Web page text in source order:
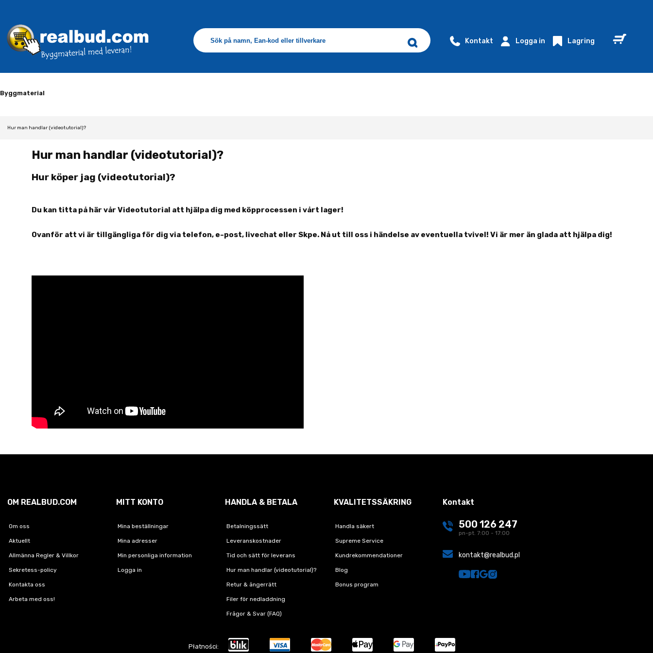
Kontakt Logga in Lagring
Byggmaterial
Hur man handlar (videotutorial)?
Hur man handlar (videotutorial)?
Hur köper jag (videotutorial)?
Du kan titta på här vår Videotutorial att hjälpa dig med köpprocessen i vårt lager!
Ovanför att vi är tillgängliga för dig via telefon, e-post, livechat eller Skpe. Nå ut till oss i händelse av eventuella tvivel! Vi är mer än glada att hjälpa dig!
Kontakt
500 126 247
pn-pt. 7:00 - 17:00
kontakt@realbud.pl
OM REALBUD.COM
Om oss
Aktuellt
Allmänna Regler & Villkor
Sekretess-policy
Kontakta oss
Arbeta med oss!
MITT KONTO
Mina beställningar
Mina adresser
Min personliga information
Logga in
HANDLA & BETALA
Betalningssätt
Leveranskostnader
Tid och sätt för leverans
Hur man handlar (videotutorial)?
Retur & ångerrätt
Filer för nedladdning
Frågor & Svar (FAQ)
KVALITETSSÄKRING
Handla säkert
Supreme Service
Kundrekommendationer
Blog
Bonus program
Płatności: